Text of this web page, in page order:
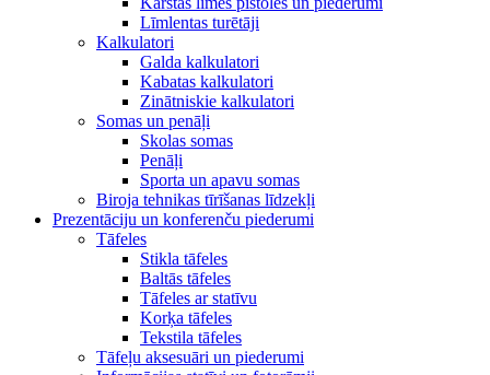
Līmlentas turētāji
Kalkulatori
Galda kalkulatori
Kabatas kalkulatori
Zinātniskie kalkulatori
Somas un penāļi
Skolas somas
Penāļi
Sporta un apavu somas
Biroja tehnikas tīrīšanas līdzekļi
Prezentāciju un konferenču piederumi
Tāfeles
Stikla tāfeles
Baltās tāfeles
Tāfeles ar statīvu
Korķa tāfeles
Tekstila tāfeles
Tāfeļu aksesuāri un piederumi